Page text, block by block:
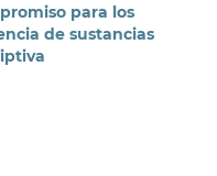
para los
de sustancias